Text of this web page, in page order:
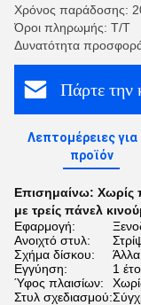
Χρόνος παράδοσης:
Όροι πληρωμής: Τ/Τ
Δυνατότητα
Πάρτε την
Λεπτομέρειες για
προϊόν
Επισημαίνω: Χωρίς
με τρείς πάνελ
Εφαρμογή:
Ανοιχτό στυλ:
Σχήμα δίσκου:
Άλλα
Εγγύηση:
1
Ύφος πλαισίων:
Στυλ σχεδιασμού: